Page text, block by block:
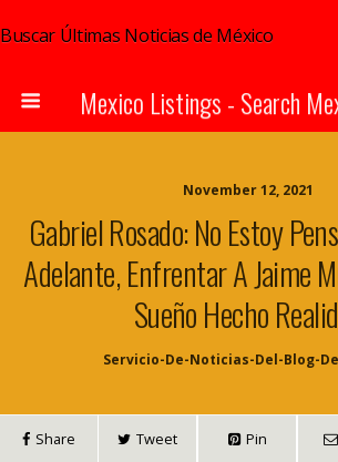
Buscar Últimas Noticias de México
November 12, 2021
Gabriel Rosado: No Estoy
Adelante, Enfrentar A Jaime
Sueño Hecho
Servicio-De-Noticias-Del-Blog-
Share Tweet Pin